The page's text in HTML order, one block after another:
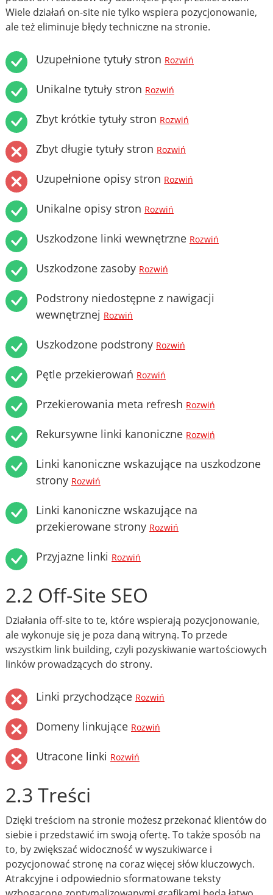
Wiele działań on-site nie tylko wspiera pozycjonowanie,
ale też eliminuje błędy techniczne na stronie.
Uzupełnione tytuły stron Rozwiń
Unikalne tytuły stron Rozwiń
Zbyt krótkie tytuły stron Rozwiń
Zbyt długie tytuły stron Rozwiń
Uzupełnione opisy stron Rozwiń
Unikalne opisy stron Rozwiń
Uszkodzone linki wewnętrzne Rozwiń
Uszkodzone zasoby Rozwiń
Podstrony niedostępne z nawigacji
wewnętrznej Rozwiń
Uszkodzone podstrony Rozwiń
Pętle przekierowań Rozwiń
Przekierowania meta refresh Rozwiń
Rekursywne linki kanoniczne Rozwiń
Linki kanoniczne wskazujące na uszkodzone
strony Rozwiń
Linki kanoniczne wskazujące na
przekierowane strony Rozwiń
Przyjazne linki Rozwiń
2.2 Off-Site SEO
Działania off-site to te, które wspierają pozycjonowanie,
ale wykonuje się je poza daną witryną. To przede
wszystkim link building, czyli pozyskiwanie wartościowych
linków prowadzących do strony.
Linki przychodzące Rozwiń
Domeny linkujące Rozwiń
Utracone linki Rozwiń
2.3 Treści
Dzięki treściom na stronie możesz przekonać klientów do
siebie i przedstawić im swoją ofertę. To także sposób na
to, by zwiększać widoczność w wyszukiwarce i
pozycjonować stronę na coraz więcej słów kluczowych.
Atrakcyjne i odpowiednio sformatowane teksty